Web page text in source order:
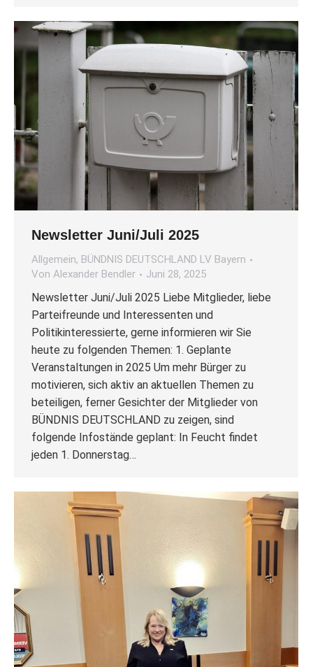
Newsletter Juni/Juli 2025
Allgemein, BÜNDNIS DEUTSCHLAND LV Bayern
Von Alexander Bendler Juni 28, 2025
Newsletter Juni/Juli 2025 Liebe Mitglieder, liebe
Parteifreunde und Interessenten und
Politikinteressierte, gerne informieren wir Sie
heute zu folgenden Themen: 1. Geplante
Veranstaltungen in 2025 Um mehr Bürger zu
motivieren, sich aktiv an aktuellen Themen zu
beteiligen, ferner Gesichter der Mitglieder von
BÜNDNIS DEUTSCHLAND zu zeigen, sind
folgende Infostände geplant: In Feucht findet
jeden 1. Donnerstag…